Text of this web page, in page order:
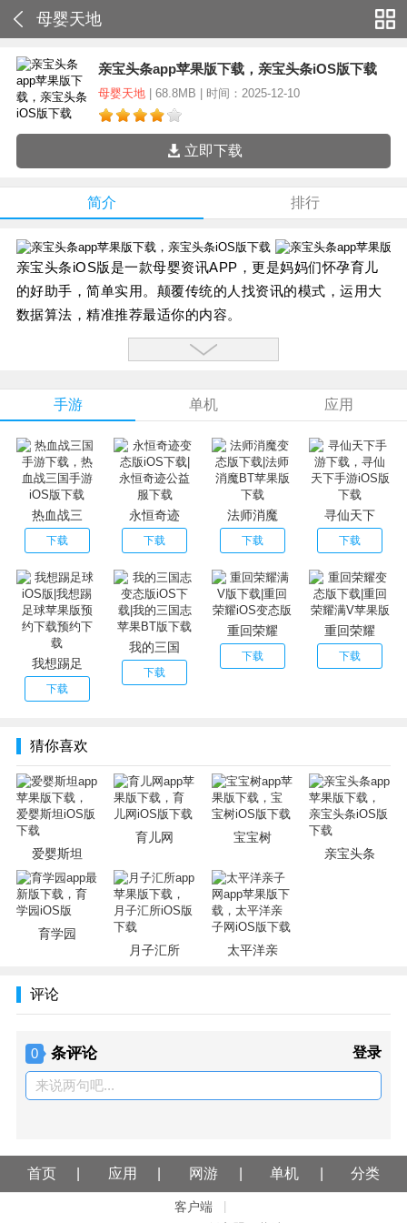
母婴天地
亲宝头条app苹果版下载，亲宝头条iOS版下载
母婴天地| 68.8MB | 时间：2025-12-10
立即下载
简介 排行
亲宝头条iOS版是一款母婴资讯APP，更是妈妈们怀孕育儿
的好助手，简单实用。颠覆传统的人找资讯的模式，运用大
数据算法，精准推荐最适你的内容。
亲宝头条iOS版软件特色：
1.【记经期模式，经期和排卵期预警】
每一天。
科学精确的排卵算法，专业的备孕期注意事项和建议专为备
孕的你。
3.【孕期模式，280天不重样】
提供宝宝每天的生长数据供参考;同时告诉****变化和注意事
项。
4.【宝妈模式，萌宝成长好助手】
营养食谱、早教儿歌、睡前故事、陪伴宝宝健康成长。
v1.1.1更新内容：
本次更新：
• 修复了妈妈们反馈的BUG
• 优化性能
• 新增智能推荐引擎，运用大数据算法，精准推荐最适你的
内容。
• 用户可以用手机号登录了，登录后亲宝会更懂你。
登录后还可以订阅你感兴趣的标签，收藏你喜欢的内容。
• 新增记录大姨妈等孕育小工具，可精准预测大姨妈和排卵
期。
• 频道数量由4个增加到18个，例如：情感、娱乐、两性、时
尚、星座…
手游 单机 应用
热血战三
下载
永恒奇迹
下载
法师消魔
下载
寻仙天下
下载
我想踢足
下载
我的三国
下载
重回荣耀
下载
重回荣耀
下载
猜你喜欢
爱婴斯坦
育儿网
宝宝树
亲宝头条
育学园
月子汇所
太平洋亲
评论
0 条评论 登录
来说两句吧...
首页 应用 网游 单机 分类
客户端 |